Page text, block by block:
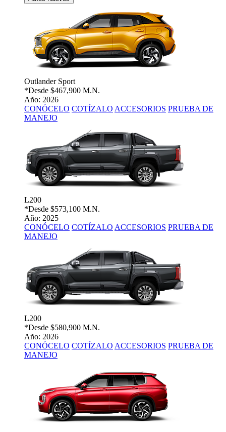
Outlander Sport
*Desde $467,900 M.N.
Año: 2026
CONÓCELO COTÍZALO ACCESORIOS PRUEBA DE
MANEJO
L200
*Desde $573,100 M.N.
Año: 2025
CONÓCELO COTÍZALO ACCESORIOS PRUEBA DE
MANEJO
L200
*Desde $580,900 M.N.
Año: 2026
CONÓCELO COTÍZALO ACCESORIOS PRUEBA DE
MANEJO